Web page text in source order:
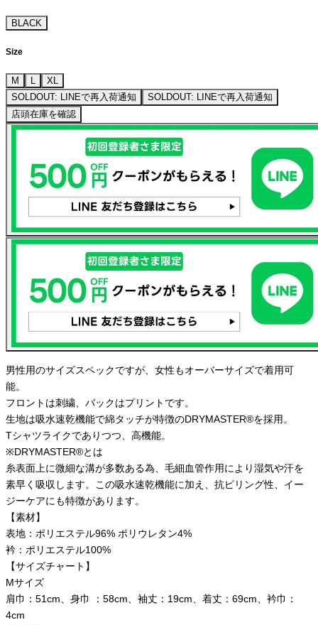
BLACK
Size
M
XL
SOLDOUT: LINEで再入荷通知
SOLDOUT: LINEで再入荷通知
店頭在庫を確認
男性用のサイズスペックですが、女性もオーバーサイズで着用可
能。
フロントは刺繍、バックはプリントです。
生地は吸水速乾機能で綿タッチが特徴のDRYMASTER®を採用。
Tシャツライクでありつつ、高機能。
※DRYMASTER®とは
糸表面上に微細な溝が多数ある為、毛細血管作用により湿気や汗を
素早く吸収します。この吸水速乾機能に加え、抗ピリング性、イー
ジーケアにも特徴があります。
【素材】
表地：ポリエステル96% ポリウレタン4%
衿：ポリエステル100%
【サイズチャート】
Mサイズ
肩巾：51cm、身巾 ：58cm、袖丈：19cm、着丈：69cm、衿巾：
4cm